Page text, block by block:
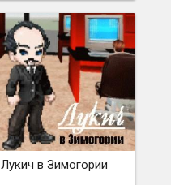
Лукич в Зимогории